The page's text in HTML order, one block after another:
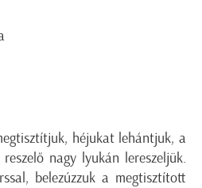
héjukat lehántjuk, a
nagy lyukán lereszeljük.
belezúzzuk a megtisztított